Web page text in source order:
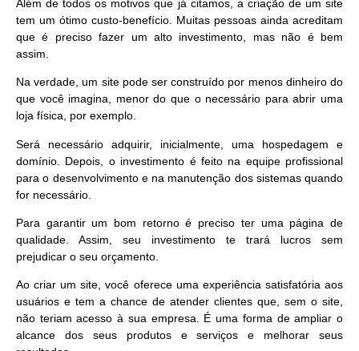
Além de todos os motivos que já citamos, a criação de um site
tem um ótimo custo-benefício. Muitas pessoas ainda acreditam
que é preciso fazer um alto investimento, mas não é bem
assim.
Na verdade,um site pode ser construído por menos dinheiro do
que você imagina, menor do que o necessário para abrir uma
loja física, por exemplo.
Será necessário adquirir, inicialmente, uma hospedagem e
domínio. Depois, o investimento é feito na equipe profissional
para o desenvolvimento e na manutenção dos sistemas quando
for necessário.
Para garantir um bom retorno é preciso ter uma página de
qualidade. Assim, seu investimento te trará lucros sem
prejudicar o seu orçamento.
Ao criar um site, você oferece uma experiência satisfatória aos
usuários e tem a chance de atender clientes que, sem o site,
não teriam acesso à sua empresa. É uma forma deampliar o
alcance dos seus produtos e serviços e melhorar seus